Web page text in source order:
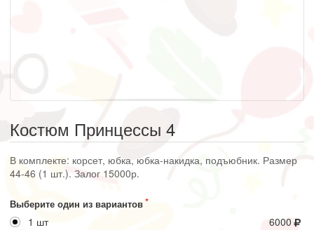
Костюм Принцессы 4
В комплекте: корсет, юбка, юбка-накидка, подъюбник. Размер
44-46 (1 шт.). Залог 15000р.
Выберите один из вариантов
1 шт 6000